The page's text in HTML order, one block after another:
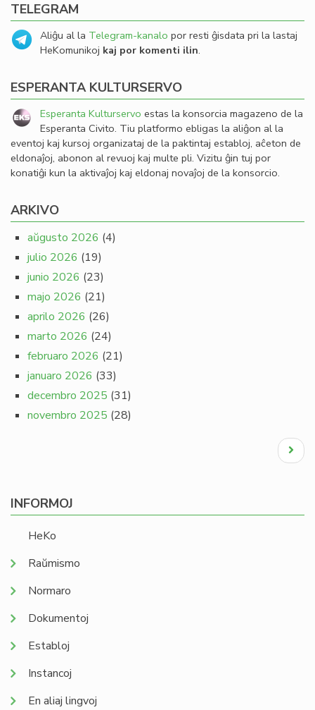
TELEGRAM
Aliĝu al la Telegram-kanalo por resti ĝisdata pri la lastaj
HeKomunikoj kaj por komenti ilin.
ESPERANTA KULTURSERVO
Esperanta Kulturservo estas la konsorcia magazeno de la
Esperanta Civito. Tiu platformo ebligas la aliĝon al la
eventoj kaj kursoj organizataj de la paktintaj establoj, aĉeton de
eldonaĵoj, abonon al revuoj kaj multe pli. Vizitu ĝin tuj por
konatiĝi kun la aktivaĵoj kaj eldonaj novaĵoj de la konsorcio.
ARKIVO
aŭgusto 2026 (4)
julio 2026 (19)
junio 2026 (23)
majo 2026 (21)
aprilo 2026 (26)
marto 2026 (24)
februaro 2026 (21)
januaro 2026 (33)
decembro 2025 (31)
novembro 2025 (28)
Next
page
INFORMOJ
HeKo
Raŭmismo
Normaro
Dokumentoj
Establoj
Instancoj
En aliaj lingvoj